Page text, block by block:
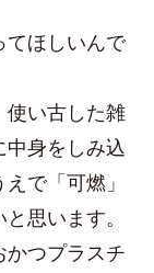
てほしいんで
使い古した雑
中身をしみ込
で「可燃」
思います。
かつプラスチ